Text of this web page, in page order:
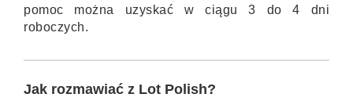
pomoc można uzyskać w ciągu 3 do 4 dni
roboczych.
Jak rozmawiać z Lot Polish?